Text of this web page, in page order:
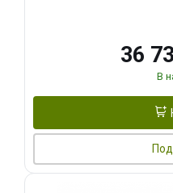
36
В